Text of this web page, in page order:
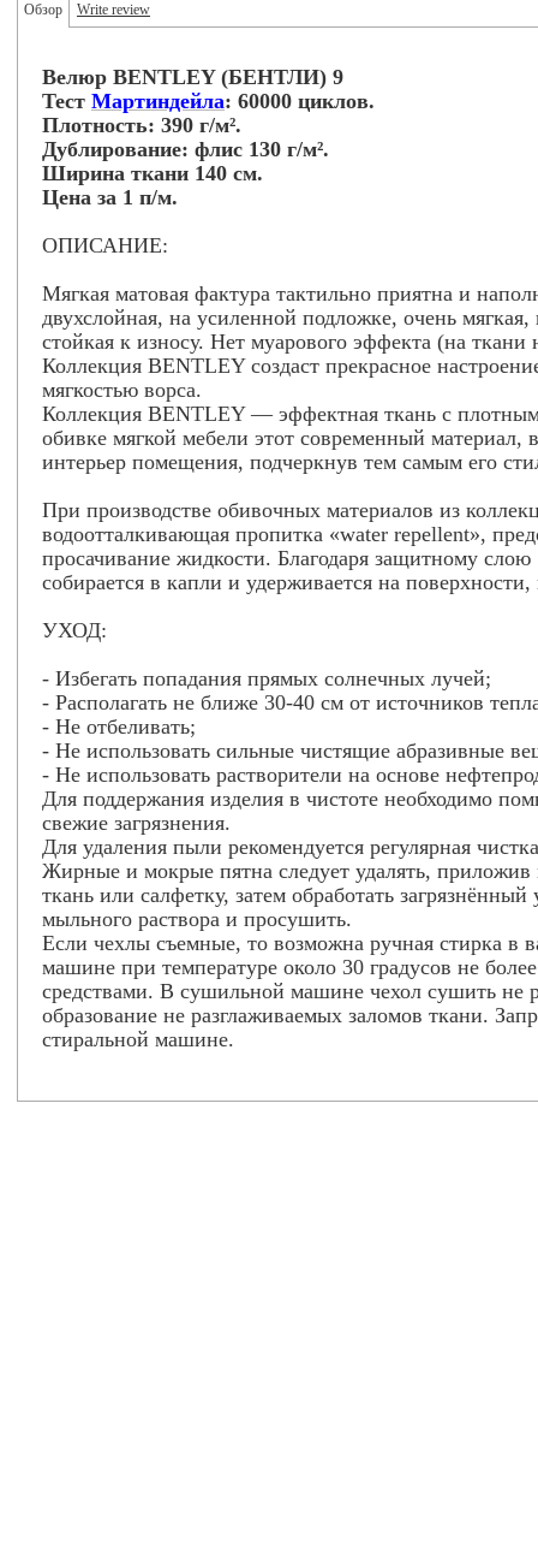
Обзор Write review
Велюр BENTLEY (БЕНТЛИ) 9
Тест Мартиндейла: 60000 циклов.
Плотность: 390 г/м².
Дублирование: флис 130 г/м².
Ширина ткани 140 см.
Цена за 1 п/м.
ОПИСАНИЕ:
Мягкая матовая фактура тактильно приятна и
двухслойная, на усиленной подложке, очень
стойкая к износу. Нет муарового эффекта (на ткани
Коллекция BENTLEY создаст прекрасное
мягкостью ворса.
Коллекция BENTLEY — эффектная ткань с
обивке мягкой мебели этот современный материал,
интерьер помещения, подчеркнув тем самым его
При производстве обивочных материалов из
водоотталкивающая пропитка «water repellent»,
просачивание жидкости. Благодаря защитному
собирается в капли и удерживается на
УХОД:
- Избегать попадания прямых солнечных лучей;
- Располагать не ближе 30-40 см от источников
- Не отбеливать;
- Не использовать сильные чистящие абразивные
- Не использовать растворители на основе
Для поддержания изделия в чистоте необходимо
свежие загрязнения.
Для удаления пыли рекомендуется регулярная
Жирные и мокрые пятна следует удалять,
ткань или салфетку, затем обработать
мыльного раствора и просушить.
Если чехлы съемные, то возможна ручная стирка в
машине при температуре около 30 градусов не
средствами. В сушильной машине чехол сушить не
образование не разглаживаемых заломов ткани.
стиральной машине.